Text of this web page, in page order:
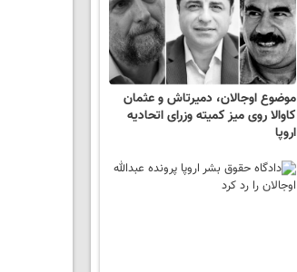
موضوع اوجالان، دمیرتاش و عثمان
کاوالا روی میز کمیته وزرای اتحادیه
اروپا